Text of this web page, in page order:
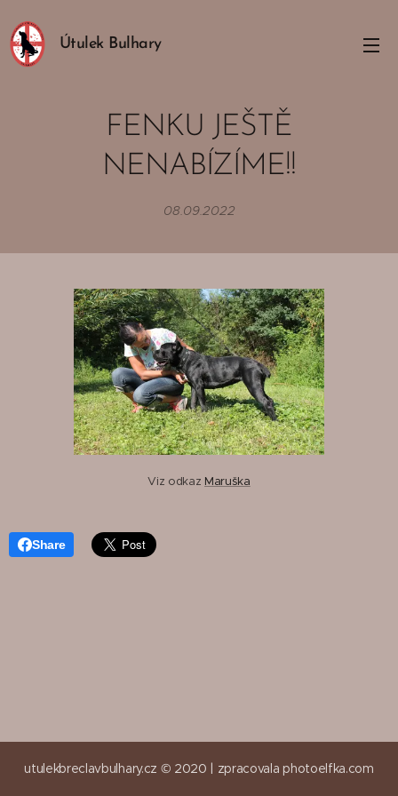
Útulek Bulhary
FENKU JEŠTĚ
NENABÍZÍME!!
08.09.2022
Viz odkaz Maruška
Share
utulekbreclavbulhary.cz © 2020 | zpracovala photoelfka.com